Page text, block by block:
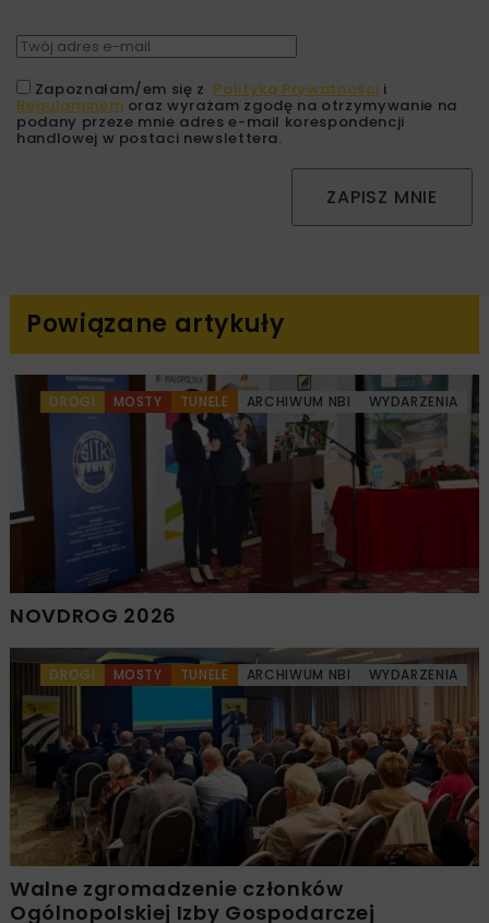
Zapoznałam/em się z Polityką Prywatności i
Regulaminem oraz wyrażam zgodę na otrzymywanie na
podany przeze mnie adres e-mail korespondencji
handlowej w postaci newslettera.
ZAPISZ MNIE
Powiązane artykuły
DROGI MOSTY TUNELE ARCHIWUM NBI WYDARZENIA
NOVDROG 2026
DROGI MOSTY TUNELE ARCHIWUM NBI WYDARZENIA
Walne zgromadzenie członków
Ogólnopolskiej Izby Gospodarczej